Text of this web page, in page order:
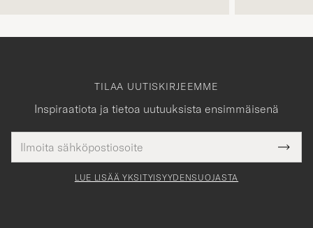
TILAA UUTISKIRJEEMME
Inspiraatiota ja tietoa uutuuksista ensimmäisenä
tieto
Tack
för
LUE LISÄÄ YKSITYISYYDENSUOJASTA